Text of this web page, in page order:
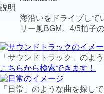
説明
海沿いをドライブして
リー風BGM。4/5拍子の
「サウンドトラック」のよ
こちらから検索できます！
「日常」のような曲を探し